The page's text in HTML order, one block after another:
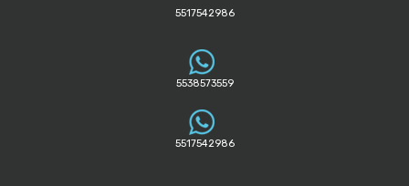
5517542986
5538573559
5517542986